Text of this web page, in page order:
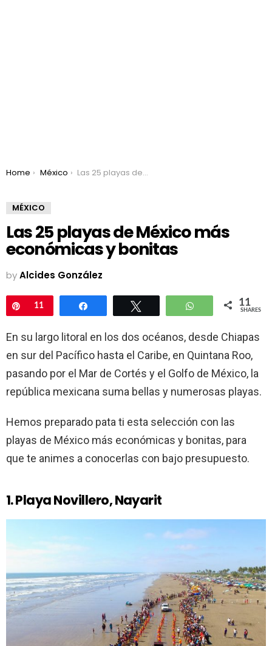
You are here:
Home México Las 25 playas de México más económicas y bonitas
MÉXICO
Las 25 playas de México más
económicas y bonitas
byAlcides González
Pin
11 WhatsApp11
SHARES
En su largo litoral en los dos océanos, desde Chiapas
en sur del Pacífico hasta el Caribe, en Quintana Roo,
pasando por el Mar de Cortés y el Golfo de México, la
república mexicana suma bellas y numerosas playas.
Hemos preparado pata ti esta selección con las
playas de México más económicas y bonitas, para
que te animes a conocerlas con bajo presupuesto.
1. Playa Novillero, Nayarit